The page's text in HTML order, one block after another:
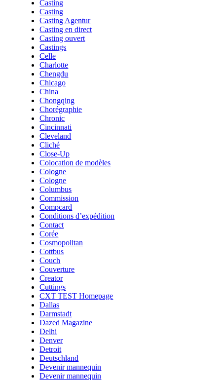
Casting
Casting
Casting Agentur
Casting en direct
Casting ouvert
Castings
Celle
Charlotte
Chengdu
Chicago
China
Chongqing
Chorégraphie
Chronic
Cincinnati
Cleveland
Cliché
Close-Up
Colocation de modèles
Cologne
Cologne
Columbus
Commission
Compcard
Conditions d’expédition
Contact
Corée
Cosmopolitan
Cottbus
Couch
Couverture
Creator
Cuttings
CXT TEST Homepage
Dallas
Darmstadt
Dazed Magazine
Delhi
Denver
Detroit
Deutschland
Devenir mannequin
Devenir mannequin